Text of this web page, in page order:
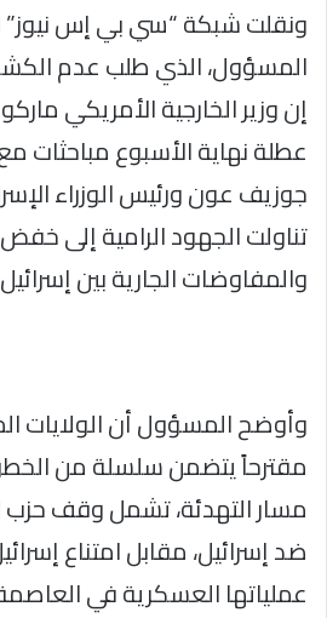
ونقلت شبكة “سي بي إس نيوز”
المسؤول، الذي طلب عدم
إن وزير الخارجية الأمريكي
عطلة نهاية الأسبوع مباحثات مع
جوزيف عون ورئيس الوزراء
تناولت الجهود الرامية إلى
والمفاوضات الجارية بين
وأوضح المسؤول أن الولايات
مقترحاً يتضمن سلسلة من
مسار التهدئة، تشمل وقف حزب
ضد إسرائيل، مقابل امتناع
عملياتها العسكرية في العاصمة